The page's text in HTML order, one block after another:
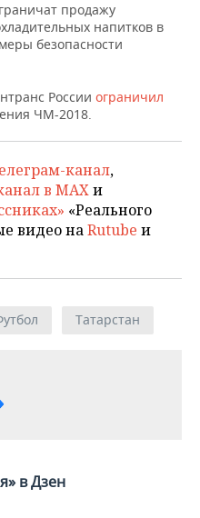
продажу
напитков в
безопасности
России ограничил
ЧМ-2018.
канал,
в MAXи
«Реального
видео наRutube и
Татарстан
в Дзен